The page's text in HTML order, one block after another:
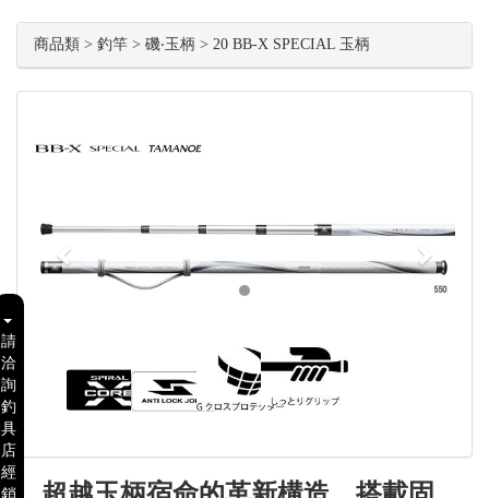
請
洽
詢
釣
具
店
經
銷
商品類 > 釣竿 > 磯‧玉柄 > 20 BB-X SPECIAL 玉柄